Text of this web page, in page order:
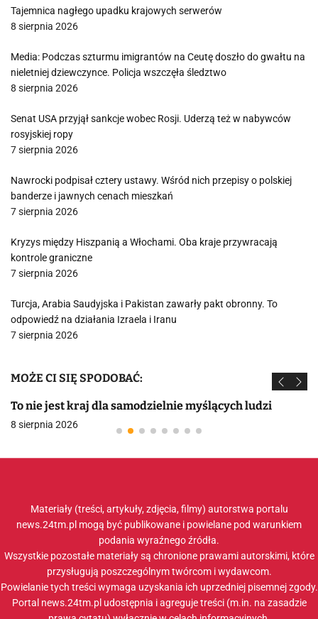
Tajemnica nagłego upadku krajowych serwerów
8 sierpnia 2026
Media: Podczas szturmu imigrantów na Ceutę doszło do gwałtu na
nieletniej dziewczynce. Policja wszczęła śledztwo
8 sierpnia 2026
Senat USA przyjął sankcje wobec Rosji. Uderzą też w nabywców
rosyjskiej ropy
7 sierpnia 2026
Nawrocki podpisał cztery ustawy. Wśród nich przepisy o polskiej
banderze i jawnych cenach mieszkań
7 sierpnia 2026
Kryzys między Hiszpanią a Włochami. Oba kraje przywracają
kontrole graniczne
7 sierpnia 2026
Turcja, Arabia Saudyjska i Pakistan zawarły pakt obronny. To
odpowiedź na działania Izraela i Iranu
7 sierpnia 2026
MOŻE CI SIĘ SPODOBAĆ:
To nie jest kraj dla samodzielnie myślących ludzi
8 sierpnia 2026
Materiały (treści, artykuły, zdjęcia, filmy) autorstwa portalu
news.24tm.pl mogą być publikowane i powielane pod warunkiem
podania wyraźnego źródła.
Wszystkie pozostałe materiały są chronione prawami autorskimi, które
przysługują poszczególnym twórcom i wydawcom.
Powielanie tych treści wymaga uzyskania ich uprzedniej pisemnej zgody.
Portal news.24tm.pl udostępnia i agreguje treści (m.in. na zasadzie